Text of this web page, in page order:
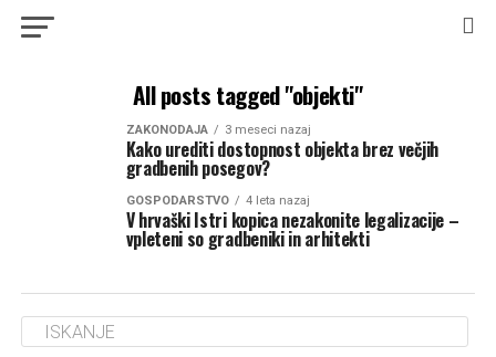
All posts tagged "objekti"
ZAKONODAJA 3 meseci nazaj
Kako urediti dostopnost objekta brez večjih
gradbenih posegov?
GOSPODARSTVO 4 leta nazaj
V hrvaški Istri kopica nezakonite legalizacije –
vpleteni so gradbeniki in arhitekti